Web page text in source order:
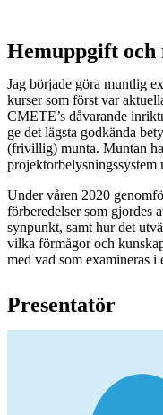
Hemuppgift och
Jag började göra muntlig
kurser som först var
CMETE’s dåvarande
ge det lägsta godkända
(frivillig) munta. Muntan
projektorbelysningssystem
Under våren 2020
förberedelser som gjordes
synpunkt, samt hur det
vilka förmågor och
med vad som examineras i
Presentatör